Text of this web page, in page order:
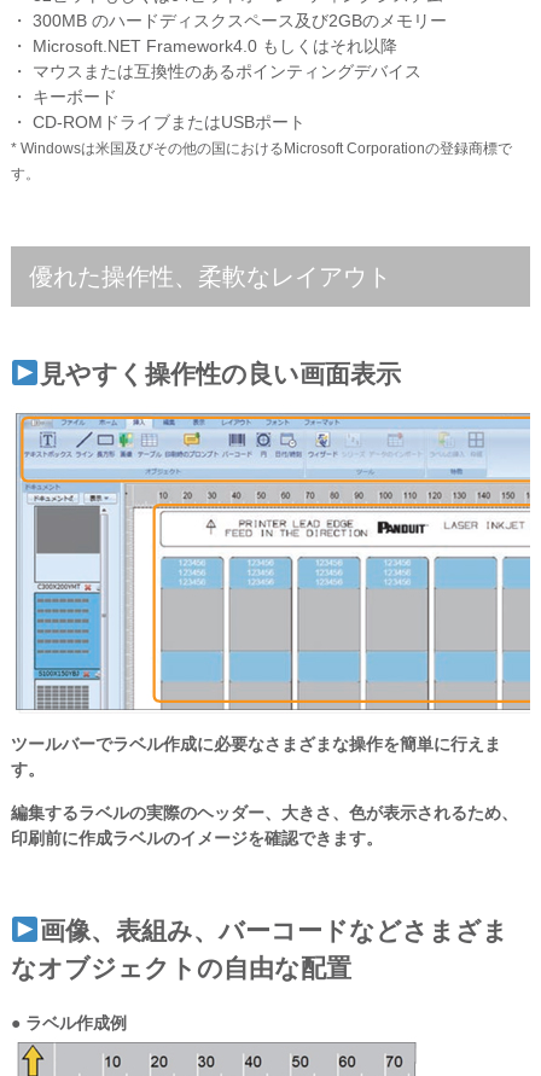
・ 300MB のハードディスクスペース及び2GBのメモリー
・ Microsoft.NET Framework4.0 もしくはそれ以降
・ マウスまたは互換性のあるポインティングデバイス
・ キーボード
・ CD-ROMドライブまたはUSBポート
* Windowsは米国及びその他の国におけるMicrosoft Corporationの登録商標で
す。
優れた操作性、柔軟なレイアウト
見やすく操作性の良い画面表示
ツールバーでラベル作成に必要なさまざまな操作を簡単に行えま
す。
編集するラベルの実際のヘッダー、大きさ、色が表示されるため、
印刷前に作成ラベルのイメージを確認できます。
画像、表組み、バーコードなどさまざま
なオブジェクトの自由な配置
● ラベル作成例